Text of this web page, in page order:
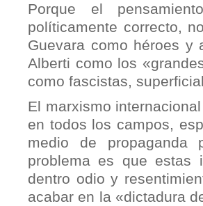
Porque el
políticamente correcto,
Guevara como héroes y
Alberti como los
como fascistas,
El marxismo
en todos los campos,
medio de propaganda
problema es que estas
dentro odio y
acabar en la «dictadura